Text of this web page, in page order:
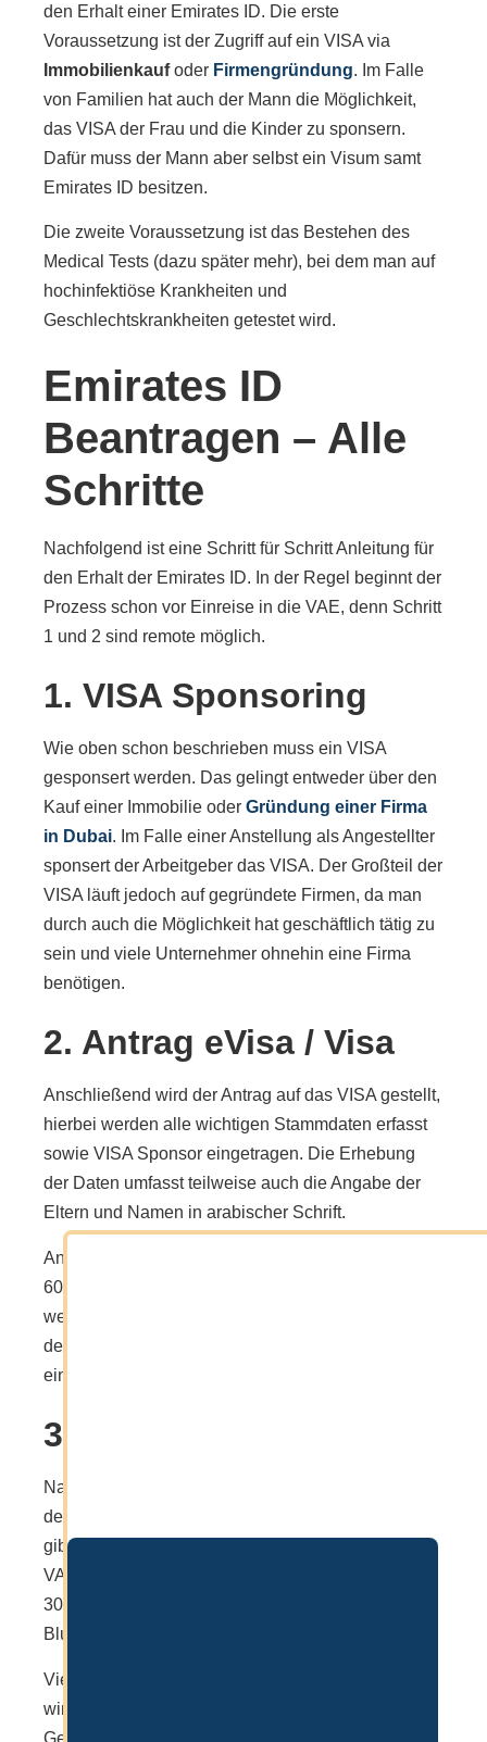
den Erhalt einer Emirates ID. Die erste
Voraussetzung ist der Zugriff auf ein VISA via
Immobilienkaufoder Firmengründung. Im Falle
von Familien hat auch der Mann die Möglichkeit,
das VISA der Frau und die Kinder zu sponsern.
Dafür muss der Mann aber selbst ein Visum samt
Emirates ID besitzen.
Die zweite Voraussetzung ist das Bestehen des
Medical Tests (dazu später mehr), bei dem man auf
hochinfektiöse Krankheiten und
Geschlechtskrankheiten getestet wird.
Emirates ID
Beantragen – Alle
Schritte
Nachfolgend ist eine Schritt für Schritt Anleitung für
den Erhalt der Emirates ID. In der Regel beginnt der
Prozess schon vor Einreise in die VAE, denn Schritt
1 und 2 sind remote möglich.
1. VISA Sponsoring
Wie oben schon beschrieben muss ein VISA
gesponsert werden. Das gelingt entweder über den
Kauf einer Immobilie oder Gründung einer Firma
in Dubai. Im Falle einer Anstellung als Angestellter
sponsert der Arbeitgeber das VISA. Der Großteil der
VISA läuft jedoch auf gegründete Firmen, da man
durch auch die Möglichkeit hat geschäftlich tätig zu
sein und viele Unternehmer ohnehin eine Firma
benötigen.
2. Antrag eVisa / Visa
Anschließend wird der Antrag auf das VISA gestellt,
hierbei werden alle wichtigen Stammdaten erfasst
sowie VISA Sponsor eingetragen. Die Erhebung
der Daten umfasst teilweise auch die Angabe der
Eltern und Namen in arabischer Schrift.
Anschließend wird ein eVisa ausgestellt. Dieses ist
60 Tage gültig und sollte bei Einreise mitgeführt
werden. Man sollte dies auch bei der Einreise über
den DXB Flughafen bei der Passkontrolle noch
einmal mitführen und vorzeigen.
3. Medical Test
Nach der Einreise via eVisa kann man umgehend
den Termin für den Medical Test vereinbaren. Dafür
gibt es zahlreiche Einrichtungen in Dubai bzw. der
VAE. In der Regel dauert der Test nicht länger als
30min (Wartezeit inkludiert) und umfasst
Blutabnahme und Lungenröntgen.
Viele haben Angst vor diesem Arzttermin, jedoch
wird hier lediglich das Blut auf
Geschlechtskrankheiten und die Lunge auf